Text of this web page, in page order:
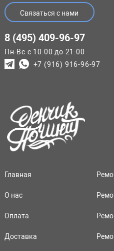
Связаться с нами
8 (495) 409-96-97
Пн-Вс с 10:00 до 21:00
+7 (916) 916-96-97
Главная
О нас
Оплата
Доставка